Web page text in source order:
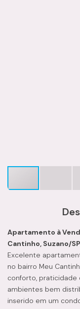
Apartamento à
Cantinho, Suzano/SP
Excelente
no bairro Meu
conforto, praticidade
ambientes bem
inserido em um